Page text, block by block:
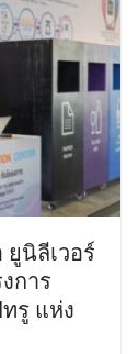
นิลีเวอร์
การ
รู แห่ง